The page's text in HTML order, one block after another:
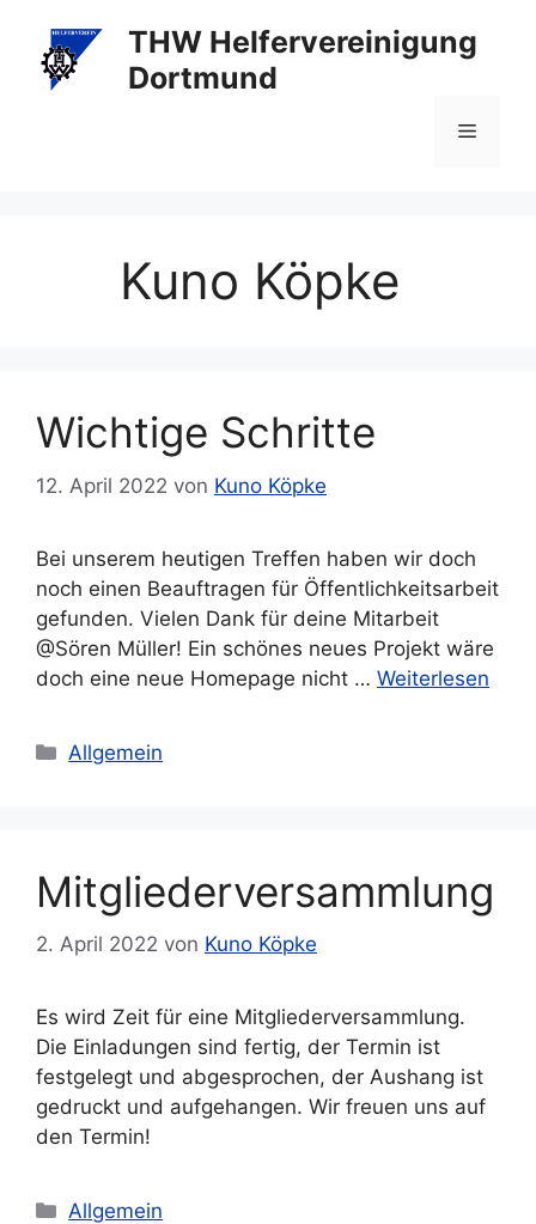
Inhalt
springen
THW Helfervereinigung
Dortmund
Menü
Kuno Köpke
Wichtige Schritte
12. April 2022 von Kuno Köpke
Bei unserem heutigen Treffen haben wir doch
noch einen Beauftragen für Öffentlichkeitsarbeit
gefunden. Vielen Dank für deine Mitarbeit
@Sören Müller! Ein schönes neues Projekt wäre
doch eine neue Homepage nicht … Weiterlesen
Kategorien
Allgemein
Mitgliederversammlung
2. April 2022 von Kuno Köpke
Es wird Zeit für eine Mitgliederversammlung.
Die Einladungen sind fertig, der Termin ist
festgelegt und abgesprochen, der Aushang ist
gedruckt und aufgehangen. Wir freuen uns auf
den Termin!
Kategorien
Allgemein